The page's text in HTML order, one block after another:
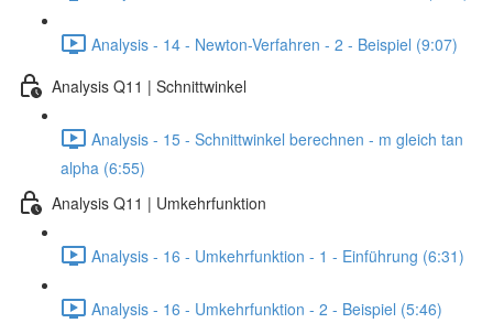
Analysis - 14 - Newton-Verfahren - 2 - Beispiel (9:07)
Analysis Q11 | Schnittwinkel
Analysis - 15 - Schnittwinkel berechnen - m gleich tan
alpha (6:55)
Analysis Q11 | Umkehrfunktion
Analysis - 16 - Umkehrfunktion - 1 - Einführung (6:31)
Analysis - 16 - Umkehrfunktion - 2 - Beispiel (5:46)